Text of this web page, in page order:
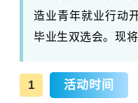
造业青年就业行动
毕业生双选会。现
1 活动时间